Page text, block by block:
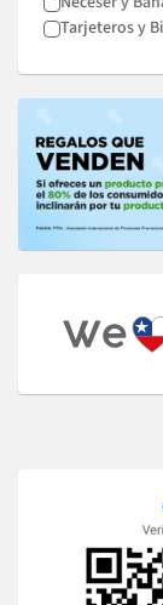
Tarjeteros y